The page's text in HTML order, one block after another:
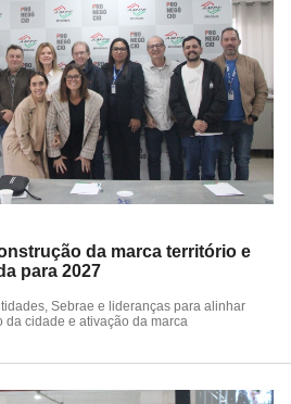
da marca território e
para 2027
Sebrae e lideranças para alinhar
cidade e ativação da marca